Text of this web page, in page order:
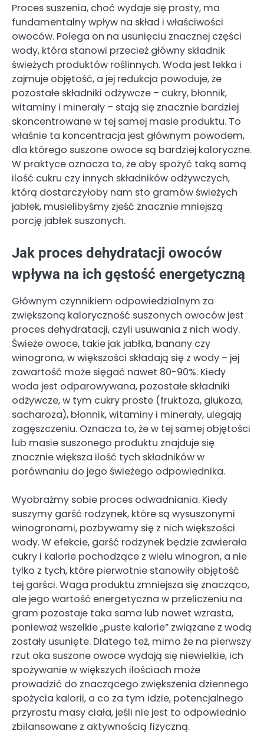
Proces suszenia, choć wydaje się prosty, ma
fundamentalny wpływ na skład i właściwości
owoców. Polega on na usunięciu znacznej części
wody, która stanowi przecież główny składnik
świeżych produktów roślinnych. Woda jest lekka i
zajmuje objętość, a jej redukcja powoduje, że
pozostałe składniki odżywcze – cukry, błonnik,
witaminy i minerały – stają się znacznie bardziej
skoncentrowane w tej samej masie produktu. To
właśnie ta koncentracja jest głównym powodem,
dla którego suszone owoce są bardziej kaloryczne.
W praktyce oznacza to, że aby spożyć taką samą
ilość cukru czy innych składników odżywczych,
którą dostarczyłoby nam sto gramów świeżych
jabłek, musielibyśmy zjeść znacznie mniejszą
porcję jabłek suszonych.
Jak proces dehydratacji owoców
wpływa na ich gęstość energetyczną
Głównym czynnikiem odpowiedzialnym za
zwiększoną kaloryczność suszonych owoców jest
proces dehydratacji, czyli usuwania z nich wody.
Świeże owoce, takie jak jabłka, banany czy
winogrona, w większości składają się z wody – jej
zawartość może sięgać nawet 80-90%. Kiedy
woda jest odparowywana, pozostałe składniki
odżywcze, w tym cukry proste (fruktoza, glukoza,
sacharoza), błonnik, witaminy i minerały, ulegają
zagęszczeniu. Oznacza to, że w tej samej objętości
lub masie suszonego produktu znajduje się
znacznie większa ilość tych składników w
porównaniu do jego świeżego odpowiednika.
Wyobraźmy sobie proces odwadniania. Kiedy
suszymy garść rodzynek, które są wysuszonymi
winogronami, pozbywamy się z nich większości
wody. W efekcie, garść rodzynek będzie zawierała
cukry i kalorie pochodzące z wielu winogron, a nie
tylko z tych, które pierwotnie stanowiły objętość
tej garści. Waga produktu zmniejsza się znacząco,
ale jego wartość energetyczna w przeliczeniu na
gram pozostaje taka sama lub nawet wzrasta,
ponieważ wszelkie „puste kalorie” związane z wodą
zostały usunięte. Dlatego też, mimo że na pierwszy
rzut oka suszone owoce wydają się niewielkie, ich
spożywanie w większych ilościach może
prowadzić do znaczącego zwiększenia dziennego
spożycia kalorii, a co za tym idzie, potencjalnego
przyrostu masy ciała, jeśli nie jest to odpowiednio
zbilansowane z aktywnością fizyczną.